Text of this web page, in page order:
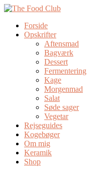
Forside
Opskrifter
Aftensmad
Bagværk
Dessert
Fermentering
Kage
Morgenmad
Salat
Søde sager
Vegetar
Rejseguides
Kogebøger
Om mig
Keramik
Shop